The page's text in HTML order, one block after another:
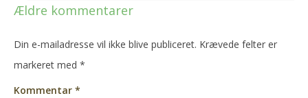
Ældre kommentarer
Din e-mailadresse vil ikke blive publiceret. Krævede felter er
markeret med *
Kommentar *